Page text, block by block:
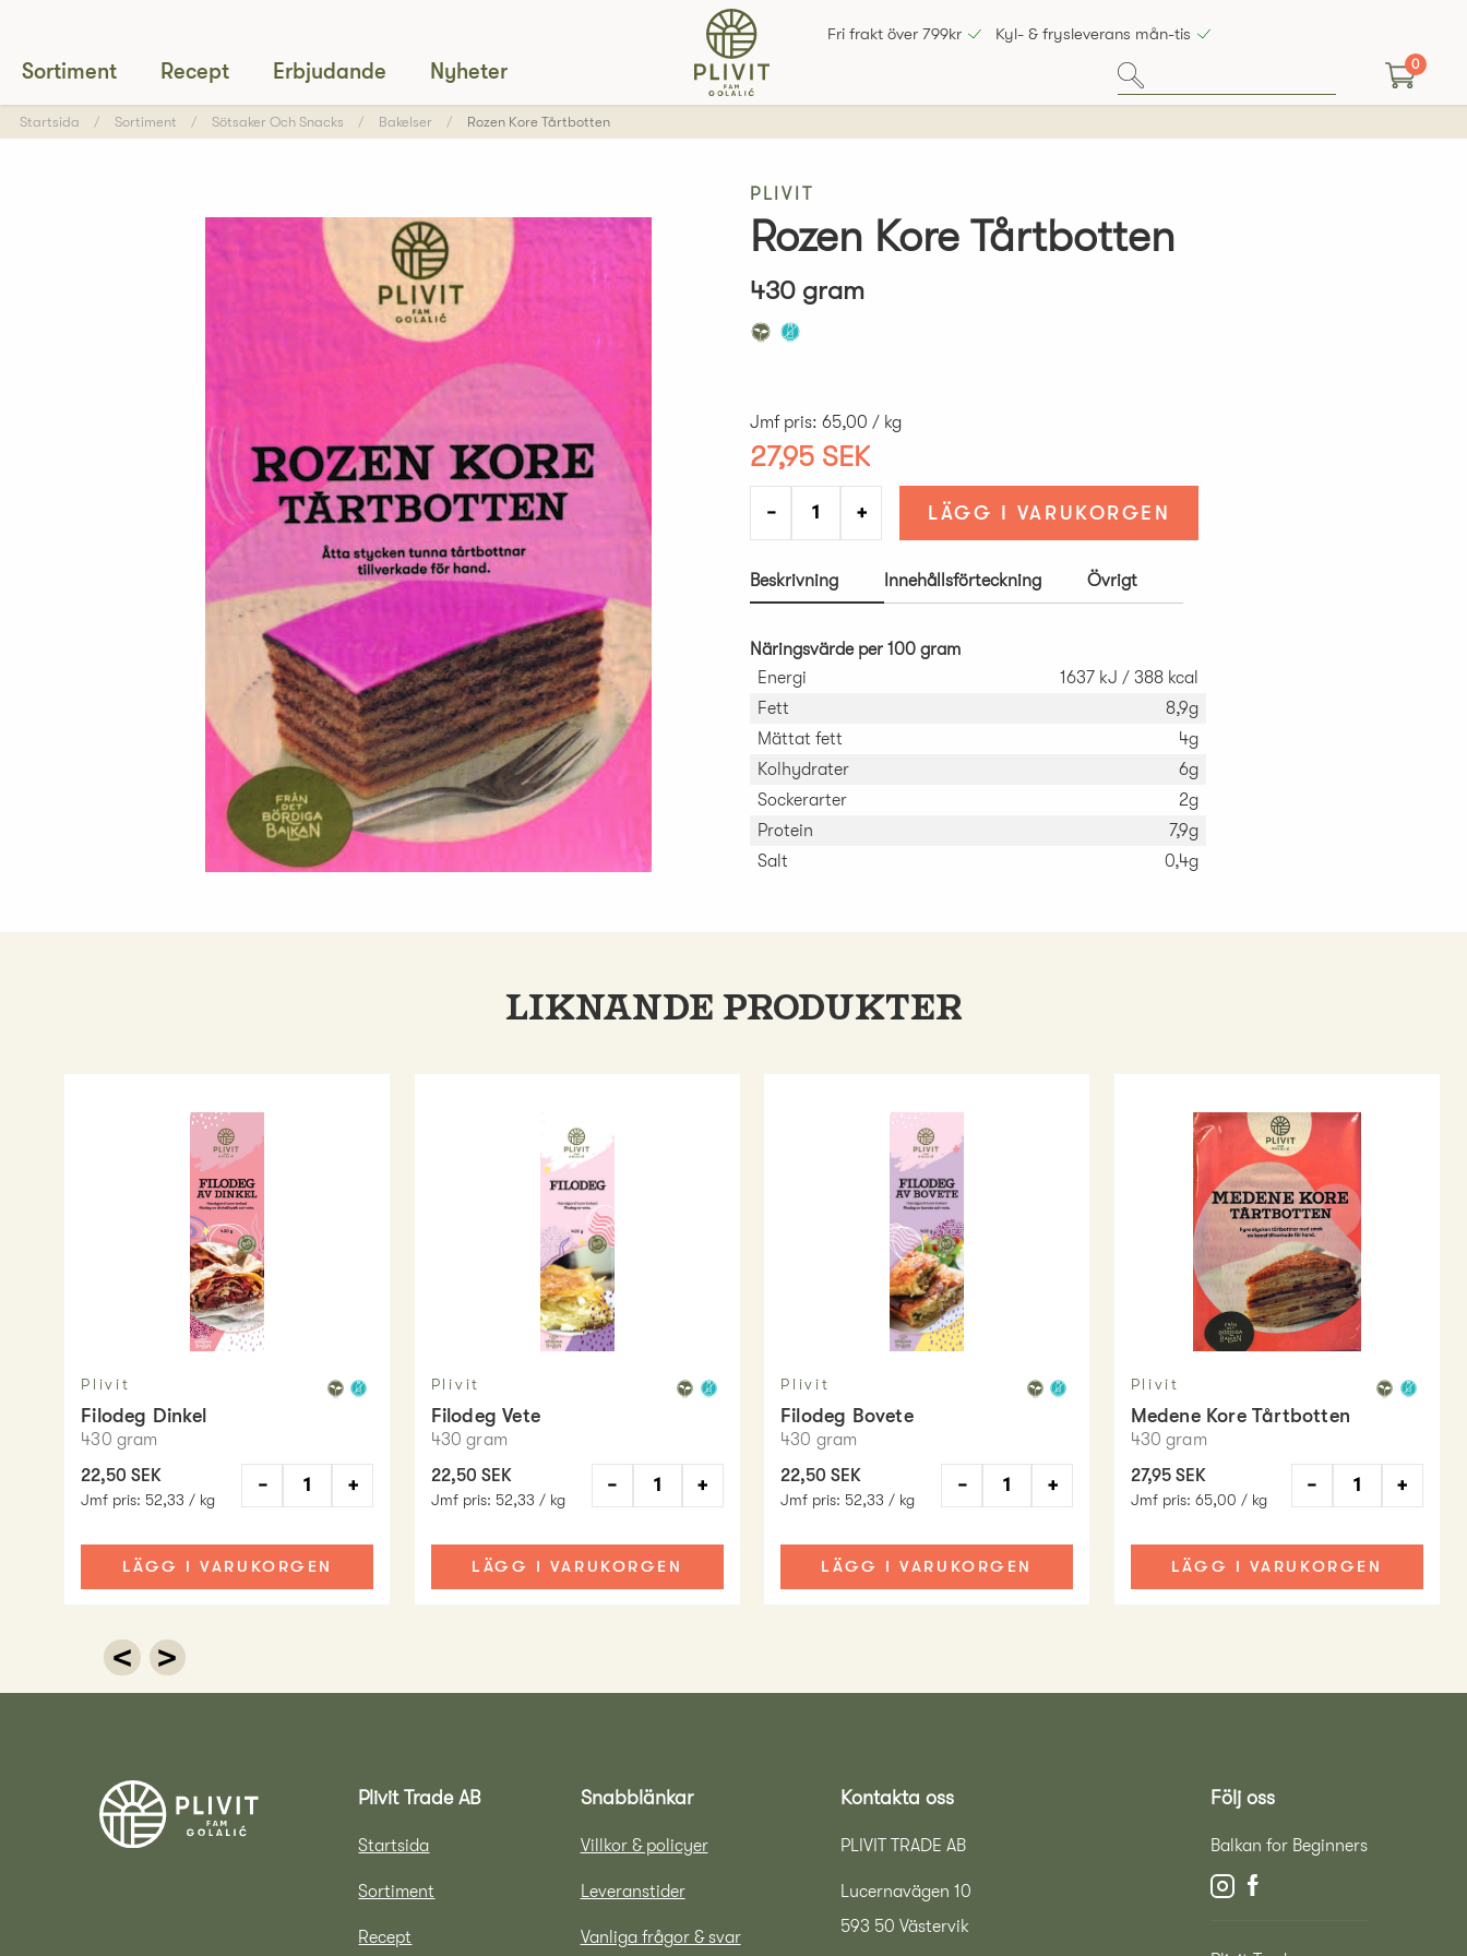
Sortiment Recept Erbjudande Nyheter
Fri frakt över 799kr Kyl- & frysleverans mån-tis
0
Startsida Sortiment Sötsaker Och Snacks Bakelser Rozen Kore Tårtbotten
PLIVIT
Rozen Kore Tårtbotten
430 gram
Jmf pris: 65,00 / kg
27,95 SEK
− + LÄGG I VARUKORGEN
Beskrivning Innehållsförteckning Övrigt
Näringsvärde per 100 gram
Energi
1637 kJ / 388 kcal
Fett
8,9g
Mättat fett
4g
Kolhydrater
6g
Sockerarter
2g
Protein
7,9g
Salt
0,4g
LIKNANDE PRODUKTER
Plivit
Filodeg Dinkel
430 gram
22,50 SEK
Jmf pris: 52,33 / kg
− +
LÄGG I VARUKORGEN
Plivit
Filodeg Vete
430 gram
22,50 SEK
Jmf pris: 52,33 / kg
− +
LÄGG I VARUKORGEN
Plivit
Filodeg Bovete
430 gram
22,50 SEK
Jmf pris: 52,33 / kg
− +
LÄGG I VARUKORGEN
Plivit
Medene Kore Tårtbotten
430 gram
27,95 SEK
Jmf pris: 65,00 / kg
− +
LÄGG I VARUKORGEN
< >
Plivit Trade AB
Startsida
Sortiment
Recept
Snabblänkar
Villkor & policyer
Leveranstider
Vanliga frågor & svar
Kontakta oss
PLIVIT TRADE AB
Lucernavägen 10
593 50 Västervik
Följ oss
Balkan for Beginners